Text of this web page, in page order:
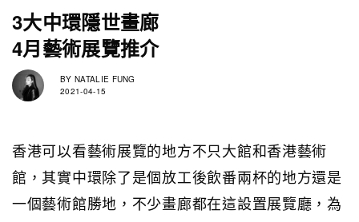
3大中環隱世畫廊
4月藝術展覽推介
BY NATALIE FUNG
2021-04-15
香港可以看藝術展覽的地方不只大館和香港藝術
館，其實中環除了是個放工後飲番兩杯的地方還是
一個藝術館勝地，不少畫廊都在這設置展覽廳，為